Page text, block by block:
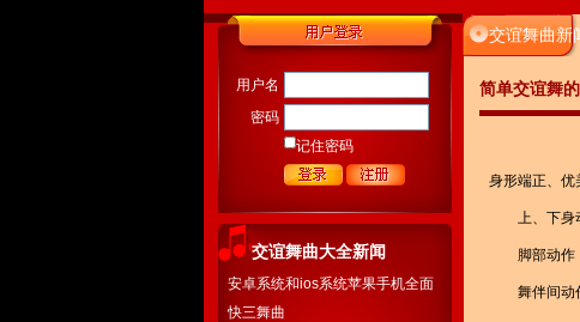
用户名
密码
记住密码
交谊舞曲大全新闻
安卓系统和ios系统苹果手机全面
开通下载
快三舞曲
交谊舞曲新
简单交谊舞
身形端正、优
上、下身动
脚部动作，
舞伴间动作